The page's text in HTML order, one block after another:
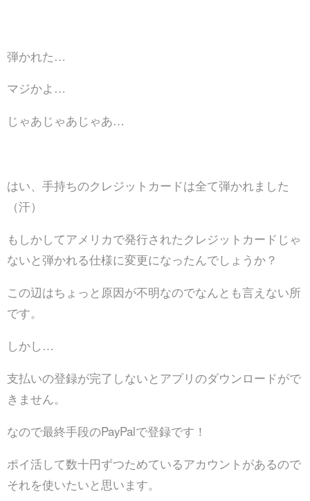
弾かれた…
マジかよ…
じゃあじゃあじゃあ…
はい、手持ちのクレジットカードは全て弾かれました
（汗）
もしかしてアメリカで発行されたクレジットカードじゃ
ないと弾かれる仕様に変更になったんでしょうか？
この辺はちょっと原因が不明なのでなんとも言えない所
です。
しかし…
支払いの登録が完了しないとアプリのダウンロードがで
きません。
なので最終手段のPayPalで登録です！
ポイ活して数十円ずつためているアカウントがあるので
それを使いたいと思います。